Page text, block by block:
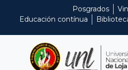
Posgrados
Educación contínua